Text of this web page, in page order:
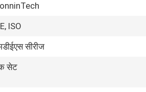
ISO
सीरीज
सेट